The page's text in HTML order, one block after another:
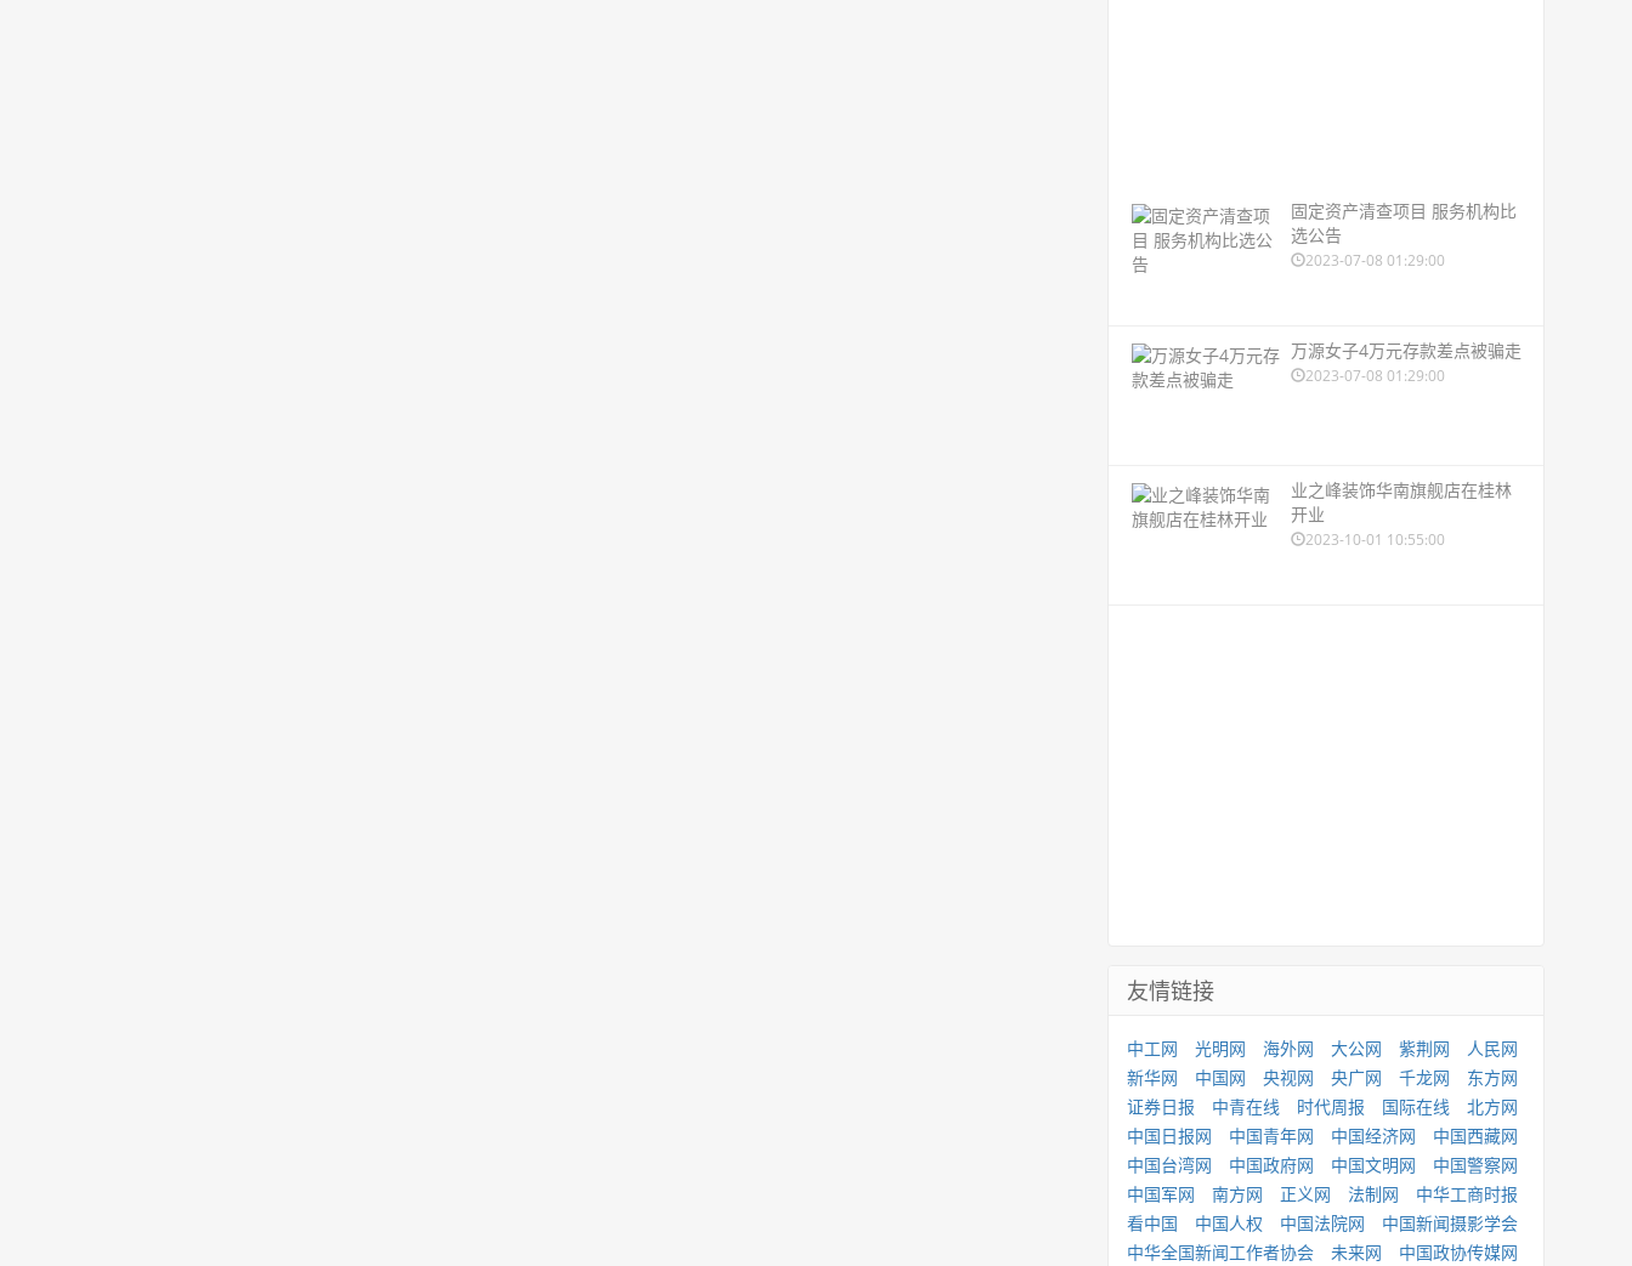
固定资产清查项目 服务机构比
选公告
2023-07-08 01:29:00
​万源女子4万元存款差点被骗走
2023-07-08 01:29:00
业之峰装饰华南旗舰店在桂林
开业
2023-10-01 10:55:00
友情链接
中工网 光明网 海外网 大公网 紫荆网
人民网
新华网
中国网 央视网 央广网 千龙网
东方网
证券日报
中青在线 时代周报 国际在线
北方网
中国日报网
中国青年网 中国经济网
中国西藏网
中国台湾网
中国政府网 中国文明网
中国警察网
中国军网
南方网 正义网 法制网
中华工商时报
看中国
中国人权 中国法院网
中国新闻摄影学会
中华全国新闻工作者协会
未来网 中国政协传媒网